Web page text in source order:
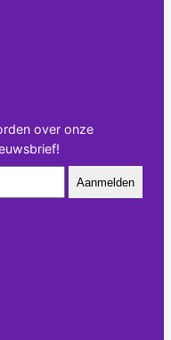
over onze
Aanmelden